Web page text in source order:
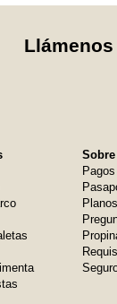
Llámenos